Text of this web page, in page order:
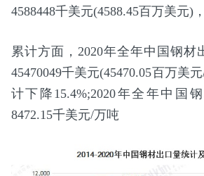
4588448千美元(4588.45百万美元)
累计方面，2020年全年中国钢材
45470049千美元(45470.05百万美
计下降15.4%;2020年全年中国
8472.15千美元/万吨